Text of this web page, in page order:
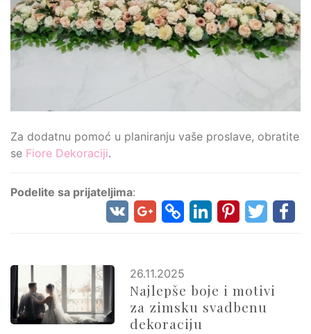
Za dodatnu pomoć u planiranju vaše proslave, obratite
se Fiore Dekoraciji.
Podelite sa prijateljima:
26.11.2025
Najlepše boje i motivi
za zimsku svadbenu
dekoraciju